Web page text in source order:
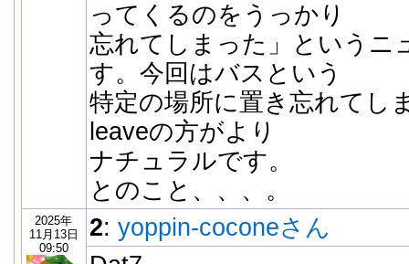
ってくるのをうっかり
忘れてしまった」というニ
す。今回はバスという
特定の場所に置き忘れてし
leaveの方がより
ナチュラルです。
とのこと、、、。
2025年
11月13日
09:50
2: yoppin-coconeさん